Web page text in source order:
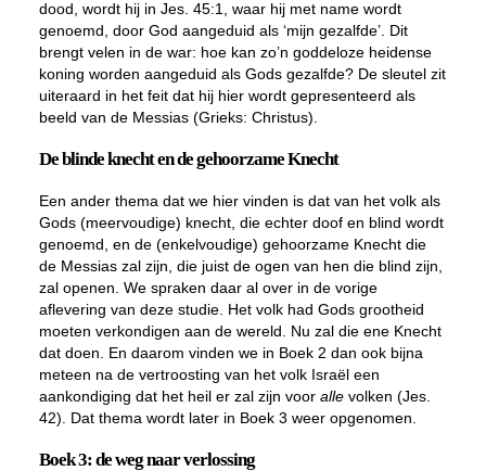
dood, wordt hij in Jes. 45:1, waar hij met name wordt
genoemd, door God aangeduid als ‘mijn gezalfde’. Dit
brengt velen in de war: hoe kan zo’n goddeloze heidense
koning worden aangeduid als Gods gezalfde? De sleutel zit
uiteraard in het feit dat hij hier wordt gepresenteerd als
beeld van de Messias (Grieks: Christus).
De blinde knecht en de gehoorzame Knecht
Een ander thema dat we hier vinden is dat van het volk als
Gods (meervoudige) knecht, die echter doof en blind wordt
genoemd, en de (enkelvoudige) gehoorzame Knecht die
de Messias zal zijn, die juist de ogen van hen die blind zijn,
zal openen. We spraken daar al over in de vorige
aflevering van deze studie. Het volk had Gods grootheid
moeten verkondigen aan de wereld. Nu zal die ene Knecht
dat doen. En daarom vinden we in Boek 2 dan ook bijna
meteen na de vertroosting van het volk Israël een
aankondiging dat het heil er zal zijn voor alle volken (Jes.
42). Dat thema wordt later in Boek 3 weer opgenomen.
Boek 3: de weg naar verlossing